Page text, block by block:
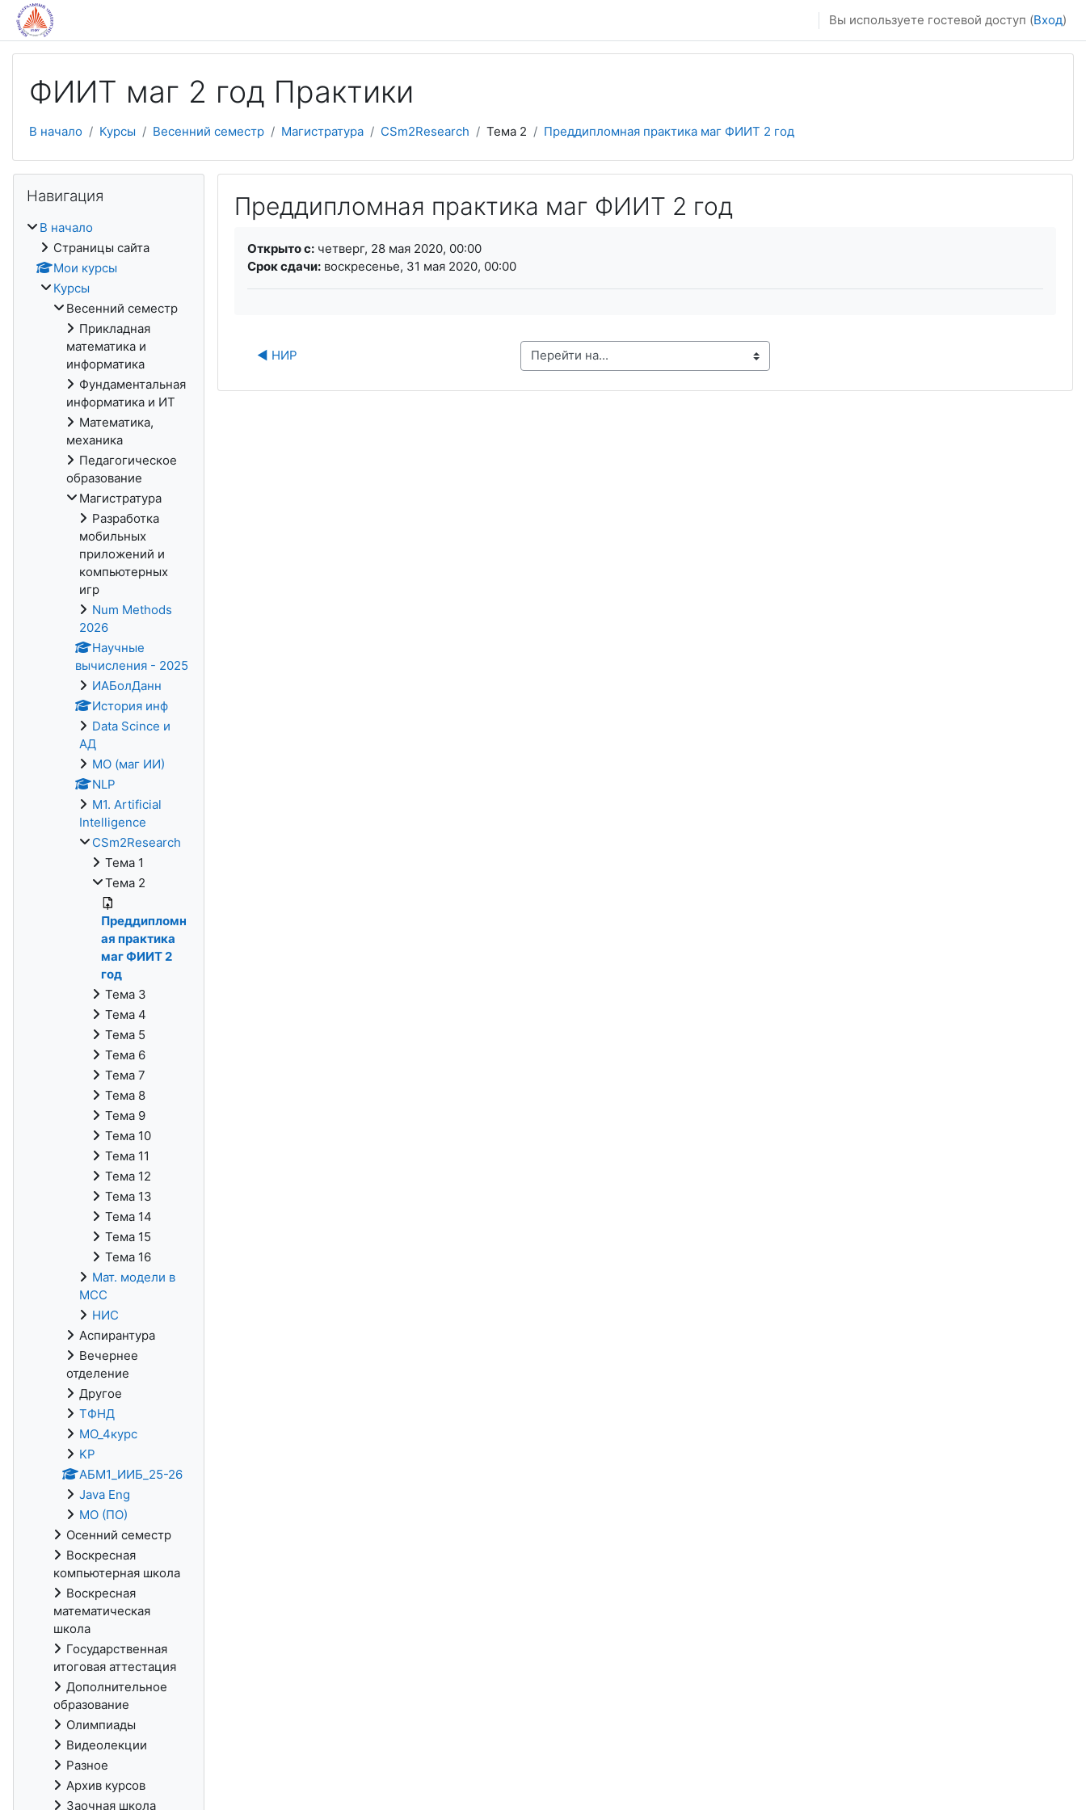
Перейти к основному содержанию
Вы используете гостевой доступ (Вход)
ФИИТ маг 2 год Практики
В начало Курсы Весенний семестр Магистратура CSm2Research Тема 2 Преддипломная практика маг ФИИТ 2 год
Преддипломная практика маг ФИИТ 2 год
Открыто с:четверг, 28 мая 2020, 00:00
Срок сдачи:воскресенье, 31 мая 2020, 00:00
◀︎ НИР Перейти на...
Навигация
В начало
Страницы сайта
Мои курсы
Курсы
Весенний семестр
Прикладная
математика и
информатика
Фундаментальная
информатика и ИТ
Математика,
механика
Педагогическое
образование
Магистратура
Разработка
мобильных
приложений и
компьютерных
игр
Num Methods
2026
Научные
вычисления - 2025
ИАБолДанн
История инф
Data Scince и
АД
МО (маг ИИ)
NLP
M1. Artificial
Intelligence
CSm2Research
Тема 1
Тема 2
Преддипломн
ая практика
маг ФИИТ 2
год
Тема 3
Тема 4
Тема 5
Тема 6
Тема 7
Тема 8
Тема 9
Тема 10
Тема 11
Тема 12
Тема 13
Тема 14
Тема 15
Тема 16
Мат. модели в
МСС
НИС
Аспирантура
Вечернее
отделение
Другое
ТФНД
МО_4курс
KP
АБМ1_ИИБ_25-26
Java Eng
МО (ПО)
Осенний семестр
Воскресная
компьютерная школа
Воскресная
математическая
школа
Государственная
итоговая аттестация
Дополнительное
образование
Олимпиады
Видеолекции
Разное
Архив курсов
Заочная школа